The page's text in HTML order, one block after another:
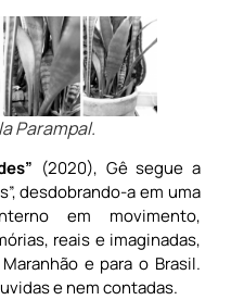
Parampal.
(2020), Gê segue a
desdobrando-a em uma
em movimento,
reais e imaginadas,
e para o Brasil.
e nem contadas.